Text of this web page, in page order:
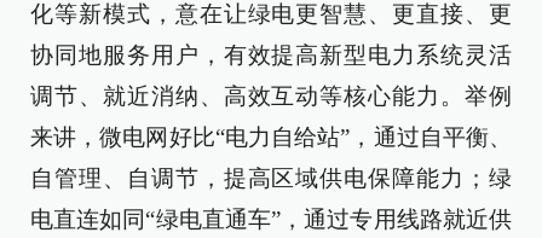
化等新模式，意在让绿电更智慧、更直接、更
协同地服务用户，有效提高新型电力系统灵活
调节、就近消纳、高效互动等核心能力。举例
来讲，微电网好比“电力自给站”，通过自平衡、
自管理、自调节，提高区域供电保障能力；绿
电直连如同“绿电直通车”，通过专用线路就近供